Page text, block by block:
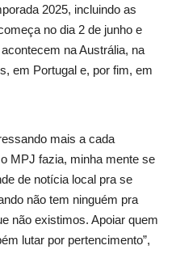
2025, incluindo as
no dia 2 de junho e
na Austrália, na
em Portugal e, por fim, em
mais a cada
MPJ fazia, minha mente se
de notícia local pra se
não tem ninguém pra
não existimos. Apoiar quem
lutar por pertencimento”,